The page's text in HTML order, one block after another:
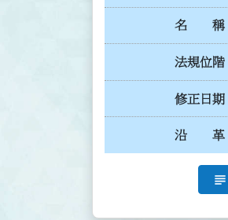
名 稱
法規位階
修正日期
沿 革
subject